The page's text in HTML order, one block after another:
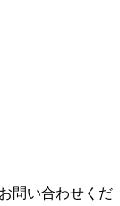
問い合わせくだ